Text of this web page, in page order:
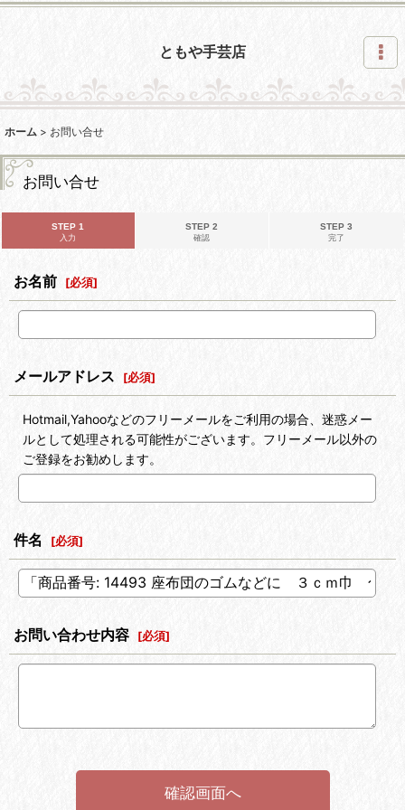
ともや手芸店
ホーム > お問い合せ
お問い合せ
STEP 1
入力
STEP 2
確認
STEP 3
完了
お名前 [必須]
メールアドレス [必須]
Hotmail,Yahooなどのフリーメールをご利用の場合、迷惑メー
ルとして処理される可能性がございます。フリーメール以外の
ご登録をお勧めします。
件名 [必須]
お問い合わせ内容 [必須]
確認画面へ